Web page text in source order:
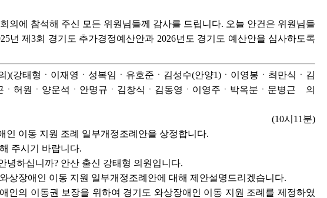
의에 참석해 주신 모든 위원님들께 감사를 드립니다. 오늘 안건은 위원님들
년 제3회 경기도 추가경정예산안과 2026년도 경기도 예산안을 심사하도록
)(강태형ㆍ이재영ㆍ성복임ㆍ유호준ㆍ김성수(안양1)ㆍ이영봉ㆍ최만식ㆍ김
허원ㆍ양운석ㆍ안명규ㆍ김창식ㆍ김동영ㆍ이영주ㆍ박옥분ㆍ문병근 의
(10시11분)
인 이동 지원 조례 일부개정조례안을 상정합니다.
주시기 바랍니다.
녕하십니까? 안산 출신 강태형 의원입니다.
상장애인 이동 지원 일부개정조례안에 대해 제안설명드리겠습니다.
인의 이동권 보장을 위하여 경기도 와상장애인 이동 지원 조례를 제정하였